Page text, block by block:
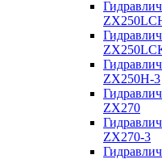
ZX250Н-3
ZX270
ZX270-3